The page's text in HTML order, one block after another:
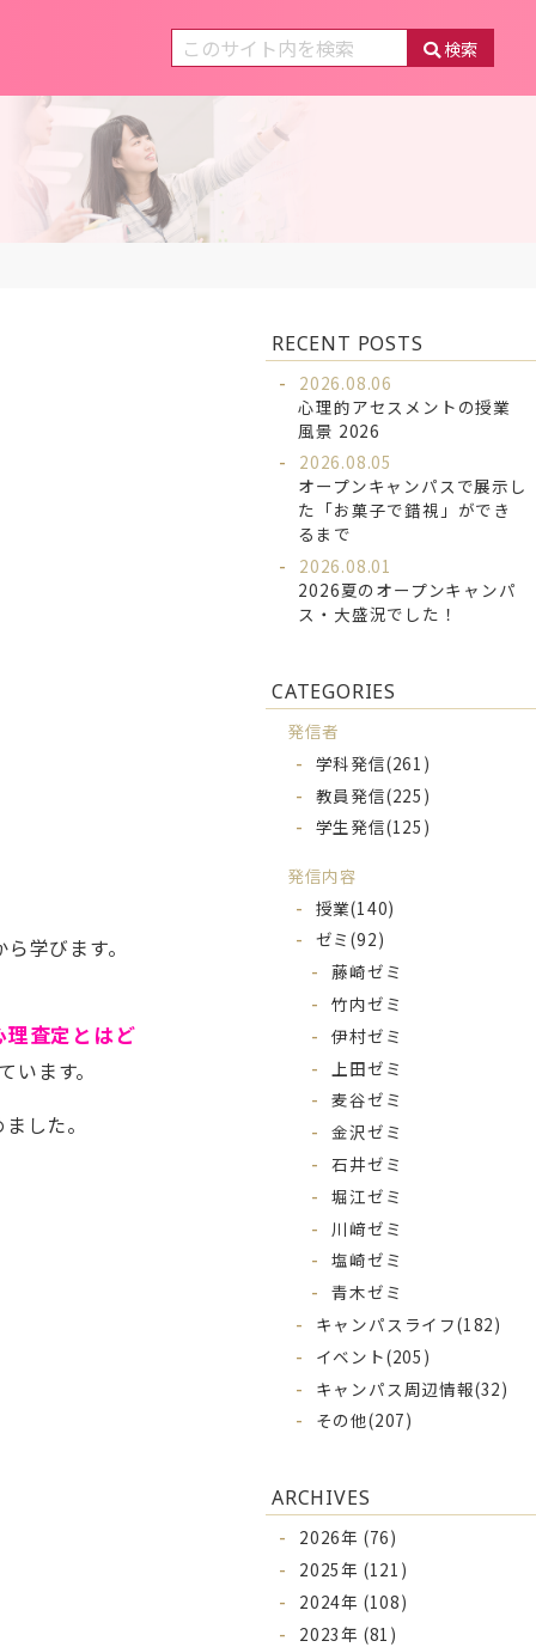
検索
学びます。
理査定とはど
います。
した。
RECENT POSTS
2026.08.06
心理的アセスメントの授業
風景 2026
2026.08.05
オープンキャンパスで展示し
た「お菓子で錯視」ができ
るまで
2026.08.01
2026夏のオープンキャンパ
ス・大盛況でした！
CATEGORIES
発信者
学科発信(261)
教員発信(225)
学生発信(125)
発信内容
授業(140)
ゼミ(92)
藤崎ゼミ
竹内ゼミ
伊村ゼミ
上田ゼミ
麦谷ゼミ
金沢ゼミ
石井ゼミ
堀江ゼミ
川﨑ゼミ
塩崎ゼミ
青木ゼミ
キャンパスライフ(182)
イベント(205)
キャンパス周辺情報(32)
その他(207)
ARCHIVES
2026年 (76)
2025年 (121)
2024年 (108)
2023年 (81)